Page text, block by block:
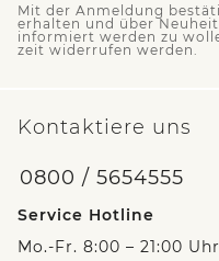
Mit der Anmeldung
erhalten und über
informiert werden zu
zeit widerrufen werden.
Kontaktiere uns
0800 / 5654555
Service Hotline
Mo.-Fr. 8:00 – 21:00